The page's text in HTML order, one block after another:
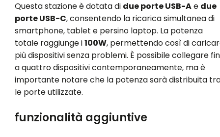
Questa stazione è dotata di due porte USB-Ae due
porte USB-C, consentendo la ricarica simultanea di
smartphone, tablet e persino laptop. La potenza
totale raggiunge i100W, permettendo così di
più dispositivi senza problemi. È possibile collegare
a quattro dispositivi contemporaneamente, ma è
importante notare che la potenza sarà distribuita
le porte utilizzate.
funzionalità aggiuntive